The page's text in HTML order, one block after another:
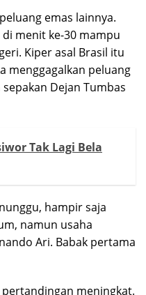
emas lainnya.
menit ke-30 mampu
Kiper asal Brasil itu
menggagalkan peluang
Dejan Tumbas
Tak Lagi Bela
hampir saja
namun usaha
Ari. Babak pertama
meningkat.